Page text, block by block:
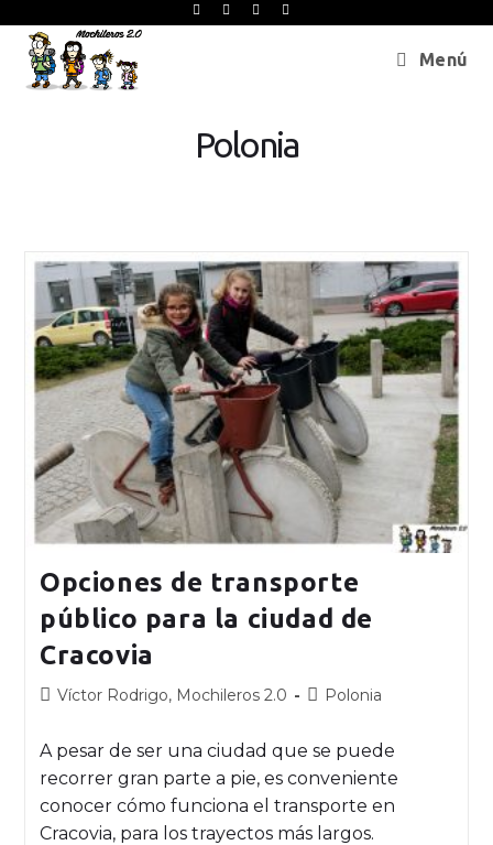
Menú
Polonia
Opciones de transporte
público para la ciudad de
Cracovia
Víctor Rodrigo, Mochileros 2.0 Polonia
A pesar de ser una ciudad que se puede
recorrer gran parte a pie, es conveniente
conocer cómo funciona el transporte en
Cracovia, para los trayectos más largos.